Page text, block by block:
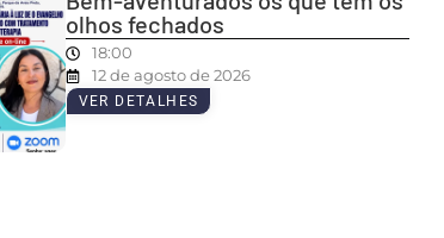
olhos fechados
18:00
12 de agosto de 2026
VER DETALHES